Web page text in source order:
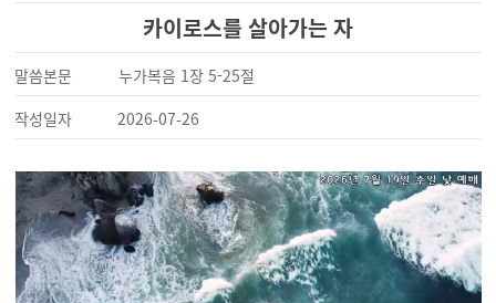
카이로스를 살아가는 자
말씀본문
누가복음 1장 5-25절
작성일자
2026-07-26